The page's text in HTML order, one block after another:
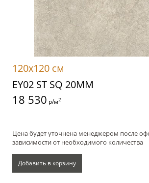
120x120 см
EY02 ST SQ 20MM
18 530 р/м2
Цена будет уточнена менеджером после
зависимости от необходимого количества
Добавить в корзину